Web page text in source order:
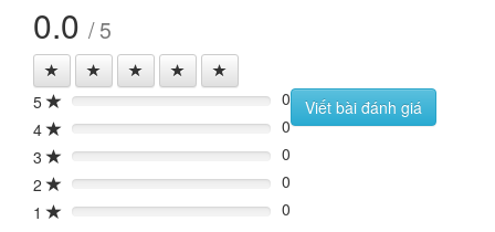
0.0 / 5
5 0%
0
4
0%
0
3
0%
0
2
0%
0
1
0% 0
Viết bài đánh giá